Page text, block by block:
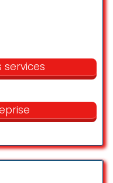
French, but they
a different dry
unfriendly. So
services